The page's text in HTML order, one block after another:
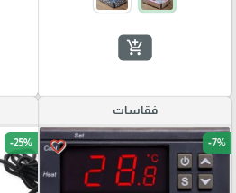
add_shopping_cart
فقاسات
favorite_border -7%
-25%